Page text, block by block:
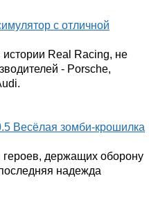
с отличной
Real Racing, не
- Porsche,
Весёлая зомби-крошилка
держащих оборону
надежда